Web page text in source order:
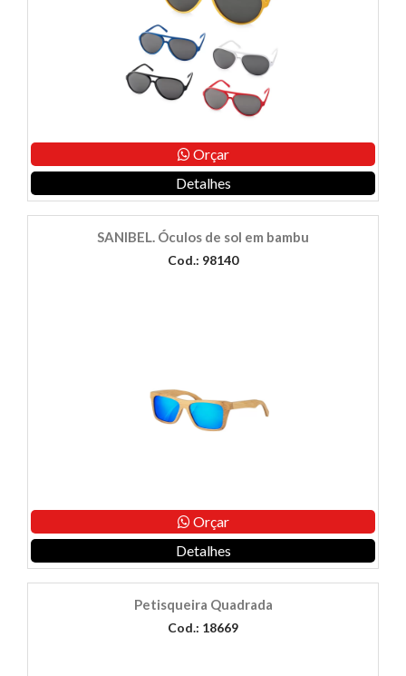
Orçar
Detalhes
SANIBEL. Óculos de sol em bambu
Cod.: 98140
Orçar
Detalhes
Petisqueira Quadrada
Cod.: 18669